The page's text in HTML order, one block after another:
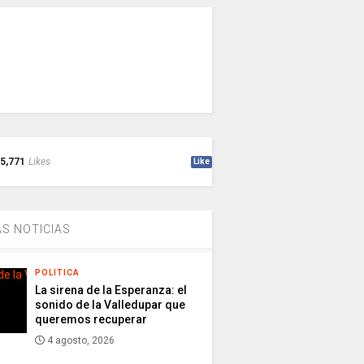
5,771 Likes Like
NOTICIAS
POLITICA
La sirena de la Esperanza: el
sonido de la Valledupar que
queremos recuperar
4 agosto, 2026